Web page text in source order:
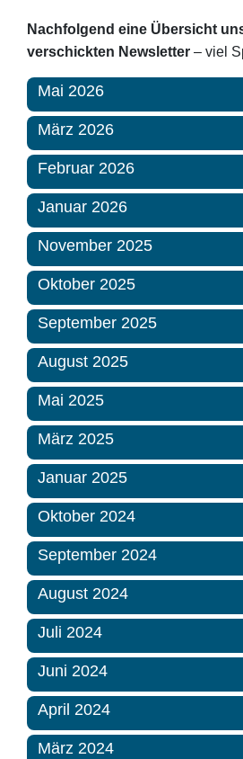
Nachfolgend eine Übersicht
verschickten Newsletter – viel
Mai 2026
März 2026
Februar 2026
Januar 2026
November 2025
Oktober 2025
September 2025
August 2025
Mai 2025
März 2025
Januar 2025
Oktober 2024
September 2024
August 2024
Juli 2024
Juni 2024
April 2024
März 2024